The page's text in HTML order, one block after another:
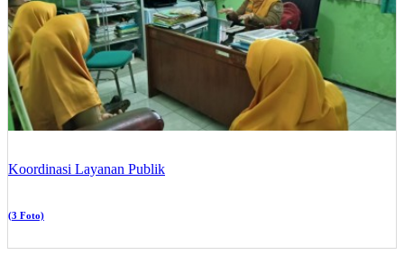
Koordinasi Layanan Publik
(3 Foto)